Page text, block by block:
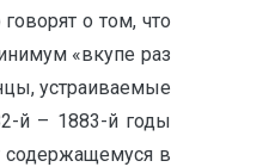
о том, что
«вкупе раз
устраиваемые
й – 1883-й годы
содержащемуся в